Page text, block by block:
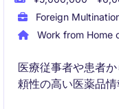
Foreign
Work from Home
医療従事者や患者
頼性の高い医薬品